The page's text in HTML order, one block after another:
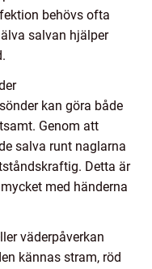
behövs ofta
salvan hjälper
kan göra både
Genom att
salva runt naglarna
Detta är
med händerna
väderpåverkan
kännas stram, röd